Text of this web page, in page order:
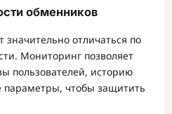
обменников
отличаться по
Мониторинг позволяет
пользователей, историю
чтобы защитить